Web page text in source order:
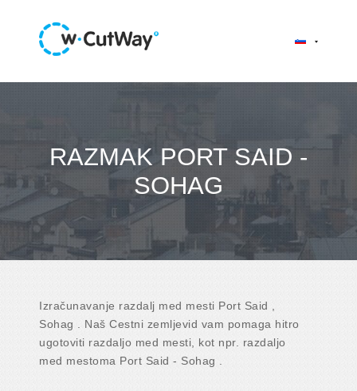
RAZMAK PORT SAID -
SOHAG
Izračunavanje razdalj med mesti Port Said ,
Sohag . Naš Cestni zemljevid vam pomaga hitro
ugotoviti razdaljo med mesti, kot npr. razdaljo
med mestoma Port Said - Sohag .